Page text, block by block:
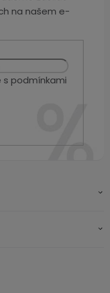
na našem e-
spodmínkami